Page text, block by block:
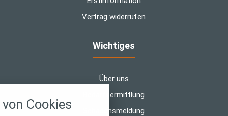
Vertrag widerrufen
Wichtiges
Über uns
Bedarfsermittlung
Schadensmeldung
Cookies
alle verwendeten Cookies und